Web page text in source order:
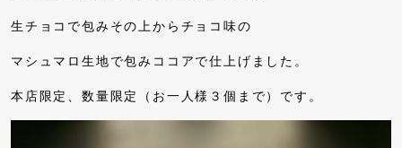
生チョコで包みその上からチョコ味の
マシュマロ生地で包みココアで仕上げました。
本店限定、数量限定（お一人様３個まで）です。